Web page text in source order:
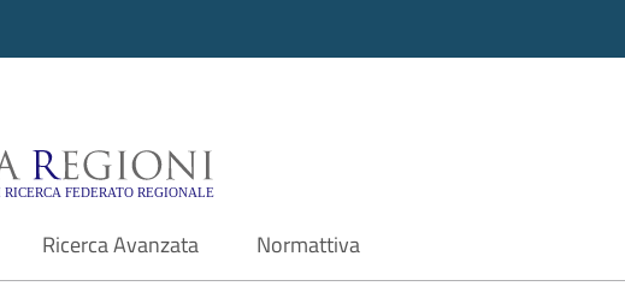
- Motore di ricerca
Ricerca Avanzata Normattiva